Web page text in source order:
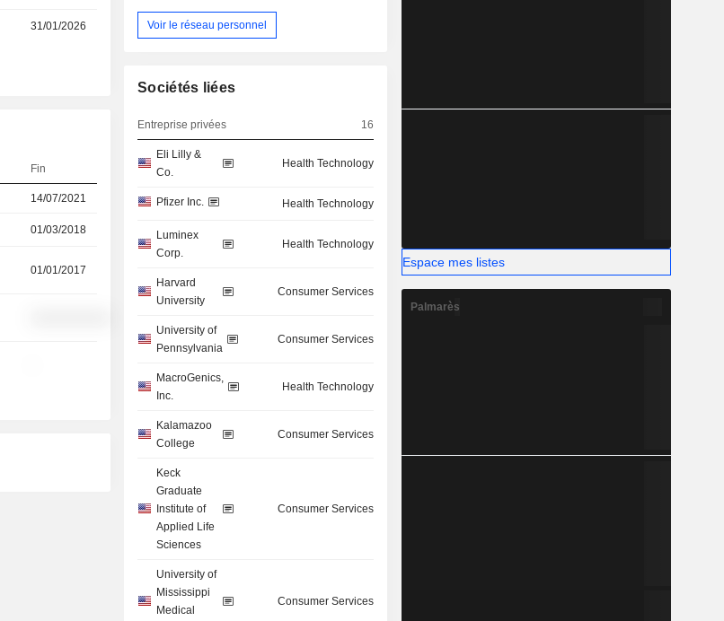
31/01/2026
Fin
14/07/2021
01/03/2018
01/01/2017
Voir le réseau personnel
Sociétés liées
Entreprise privées 16
Eli Lilly &
Co.
Health Technology
Pfizer Inc. Health Technology
Luminex
Corp.
Health Technology
Harvard
University
Consumer Services
University of
Pennsylvania
Consumer Services
MacroGenics,
Inc.
Health Technology
Kalamazoo
College
Consumer Services
Keck
Graduate
Institute of
Applied Life
Sciences
Consumer Services
University of
Mississippi
Medical
Consumer Services
Espace mes listes
Palmarès